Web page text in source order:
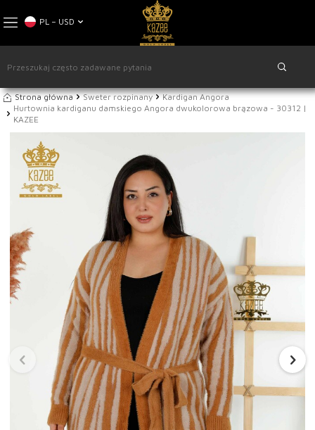
PL − USD
Strona główna Sweter rozpinany
Kardigan Angora
Hurtownia kardiganu damskiego Angora dwukolorowa brązowa - 30312 |
KAZEE